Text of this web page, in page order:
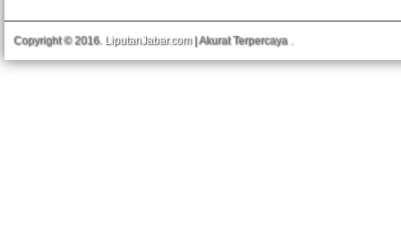
Copyright © 2016. LiputanJabar.com| Akurat Terpercaya